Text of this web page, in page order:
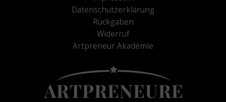
Datenschutzerklärung
Rückgaben
Widerruf
Artpreneur Akademie